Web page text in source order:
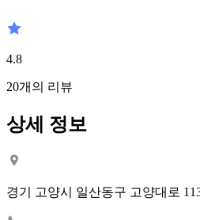
4.8
20개의 리뷰
상세 정보
경기 고양시 일산동구 고양대로